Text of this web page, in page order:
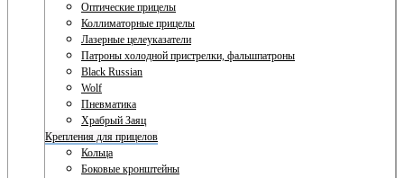
Оптические прицелы
Коллиматорные прицелы
Лазерные целеуказатели
Патроны холодной пристрелки, фальшпатроны
Black Russian
Wolf
Пневматика
Храбрый Заяц
Крепления для прицелов
Кольца
Боковые кронштейны